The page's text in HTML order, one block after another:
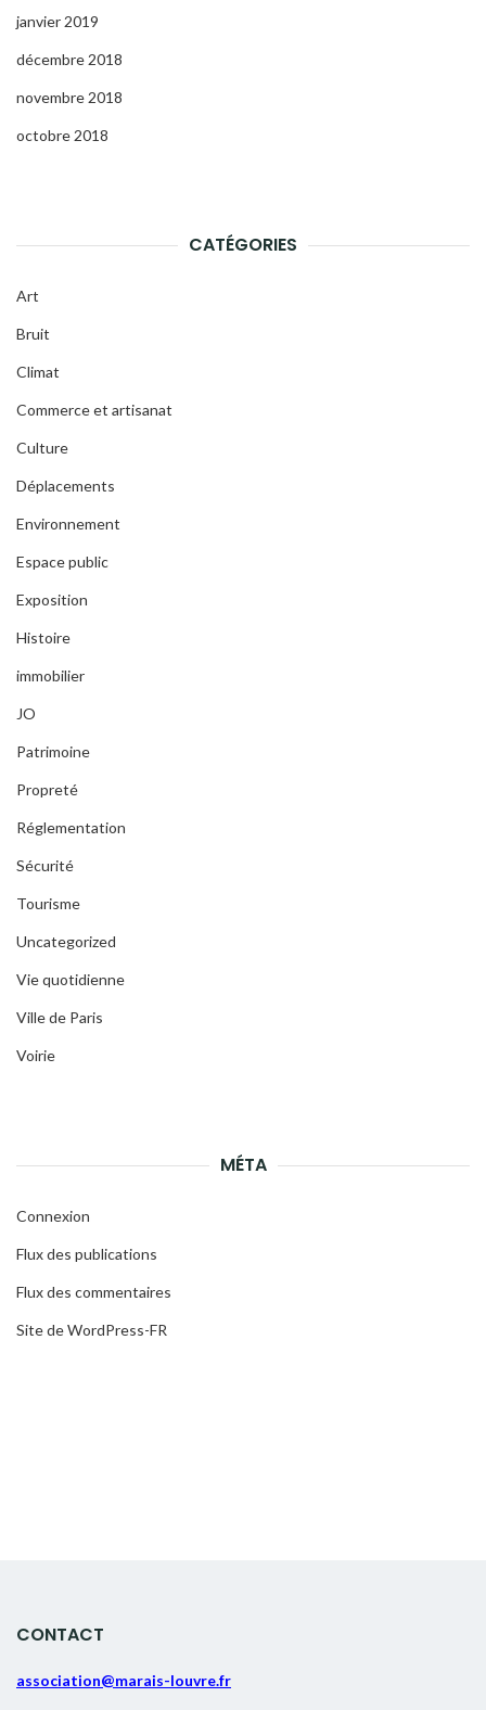
janvier 2019
décembre 2018
novembre 2018
octobre 2018
CATÉGORIES
Art
Bruit
Climat
Commerce et artisanat
Culture
Déplacements
Environnement
Espace public
Exposition
Histoire
immobilier
JO
Patrimoine
Propreté
Réglementation
Sécurité
Tourisme
Uncategorized
Vie quotidienne
Ville de Paris
Voirie
MÉTA
Connexion
Flux des publications
Flux des commentaires
Site de WordPress-FR
CONTACT
association@marais-louvre.fr